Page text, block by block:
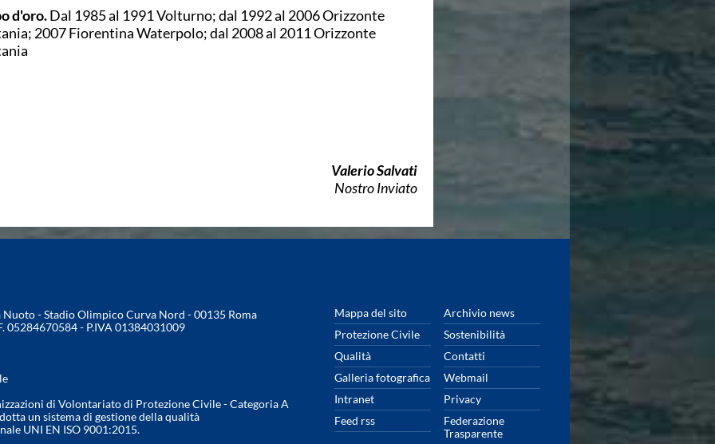
d'oro.Dal 1985 al 1991 Volturno; dal 1992 al 2006 Orizzonte
2007 Fiorentina Waterpolo; dal 2008 al 2011 Orizzonte
Valerio Salvati
Nostro Inviato
- Stadio Olimpico Curva Nord - 00135 Roma
05284670584 - P.IVA 01384031009
di Volontariato di Protezione Civile - Categoria A
un sistema di gestione della qualità
UNI EN ISO 9001:2015.
Mappa del sito
Archivio news
Protezione Civile
Sostenibilità
Qualità
Contatti
Galleria fotografica
Webmail
Intranet
Privacy
Feed rss
Federazione
Trasparente